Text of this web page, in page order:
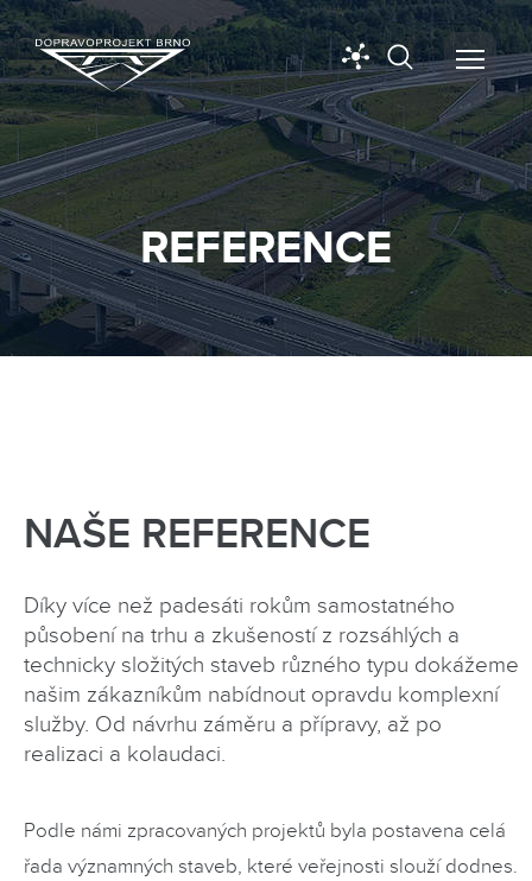
REFERENCE
NAŠE REFERENCE
Díky více než padesáti rokům samostatného
působení na trhu a zkušeností z rozsáhlých a
technicky složitých staveb různého typu dokážeme
našim zákazníkům nabídnout opravdu komplexní
služby. Od návrhu záměru a přípravy, až po
realizaci a kolaudaci.
Podle námi zpracovaných projektů byla postavena celá
řada významných staveb, které veřejnosti slouží dodnes.